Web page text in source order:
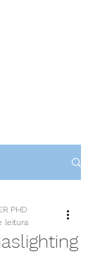
PHD
leitura